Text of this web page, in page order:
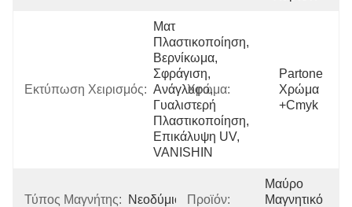
Εκτύπωση Χειρισμός:
Ματ
Πλαστικοποίηση,
Βερνίκωμα,
Σφράγιση,
Ανάγλυφο,
Γυαλιστερή
Πλαστικοποίηση,
Επικάλυψη UV,
VANISHIN
Χρώμα:
Partone
Χρώμα
+cmyk
Τύπος Μαγνήτης: Νεοδύμιο Προϊόν:
Μαύρο
Μαγνητικό